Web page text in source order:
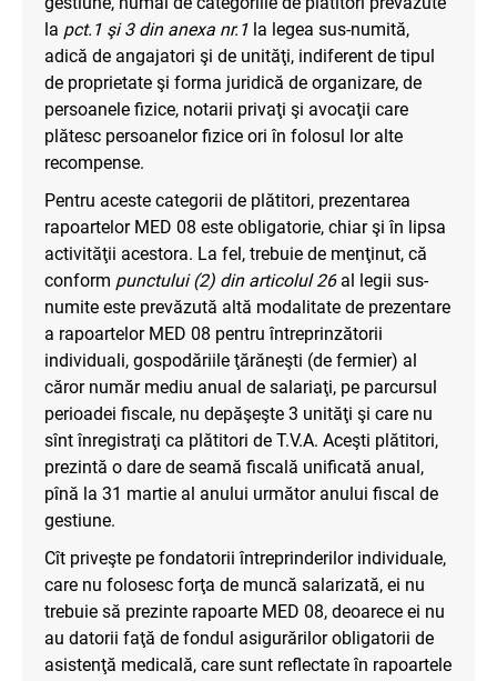
la pct.1 şi 3 din anexa nr.1 la legea sus-numită,
adică de angajatori şi de unităţi, indiferent de tipul
de proprietate şi forma juridică de organizare, de
persoanele fizice, notarii privaţi şi avocaţii care
plătesc persoanelor fizice ori în folosul lor alte
recompense.
Pentru aceste categorii de plătitori, prezentarea
rapoartelor MED 08 este obligatorie, chiar şi în lipsa
activităţii acestora. La fel, trebuie de menţinut, că
conform punctului (2) din articolul 26al legii sus-
numite este prevăzută altă modalitate de prezentare
a rapoartelor MED 08 pentru întreprinzătorii
individuali, gospodăriile ţărăneşti (de fermier) al
căror număr mediu anual de salariaţi, pe parcursul
perioadei fiscale, nu depăşeşte 3 unităţi şi care nu
sînt înregistraţi ca plătitori de T.V.A. Aceşti plătitori,
prezintă o dare de seamă fiscală unificată anual,
pînă la 31 martie al anului următor anului fiscal de
gestiune.
Cît priveşte pe fondatorii întreprinderilor individuale,
care nu folosesc forţa de muncă salarizată, ei nu
trebuie să prezinte rapoarte MED 08, deoarece ei nu
au datorii faţă de fondul asigurărilor obligatorii de
asistenţă medicală, care sunt reflectate în rapoartele